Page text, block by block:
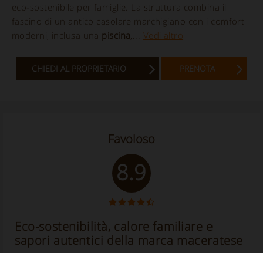
eco-sostenibile per famiglie. La struttura combina il
fascino di un antico casolare marchigiano con i comfort
moderni, inclusa una piscina Vedi altro
CHIEDI AL PROPRIETARIO PRENOTA
Favoloso
8.9
Eco-sostenibilità, calore familiare e
sapori autentici della marca maceratese